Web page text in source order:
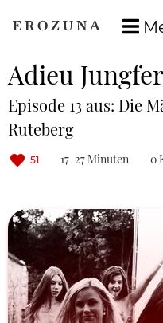
Adieu
Episode 13 aus: Die
Ruteberg
51 17-27 Minuten 0